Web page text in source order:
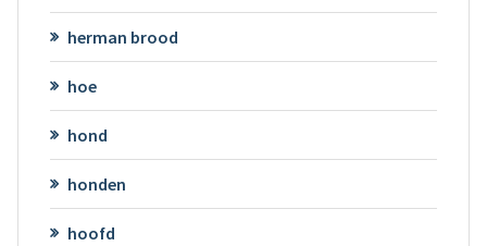
herman brood
hoe
hond
honden
hoofd